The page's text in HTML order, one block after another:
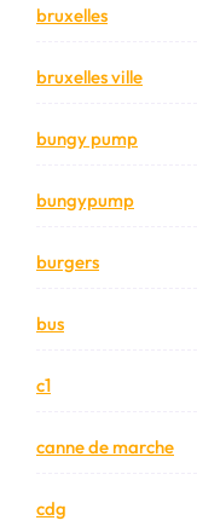
bruxelles
bruxelles ville
bungy pump
bungypump
burgers
bus
c1
canne de marche
cdg